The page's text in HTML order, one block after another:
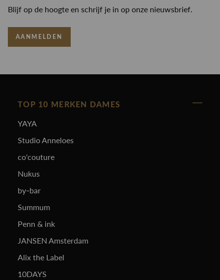
Blijf op de hoogte en schrijf je in op onze nieuwsbrief.
AANMELDEN
TOP 10 MERKEN DAMES
YAYA
Studio Anneloes
co'couture
Nukus
by-bar
Summum
Penn & ink
JANSEN Amsterdam
Alix the Label
10DAYS